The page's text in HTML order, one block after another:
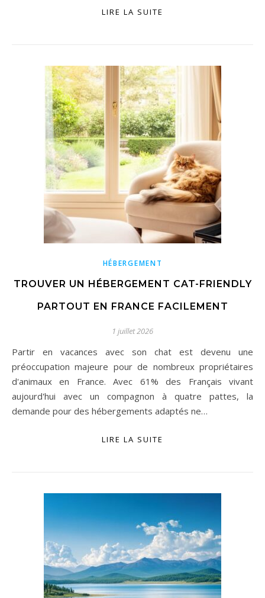
LIRE LA SUITE
HÉBERGEMENT
TROUVER UN HÉBERGEMENT CAT-FRIENDLY
PARTOUT EN FRANCE FACILEMENT
1 juillet 2026
Partir en vacances avec son chat est devenu une
préoccupation majeure pour de nombreux propriétaires
d'animaux en France. Avec 61% des Français vivant
aujourd'hui avec un compagnon à quatre pattes, la
demande pour des hébergements adaptés ne…
LIRE LA SUITE